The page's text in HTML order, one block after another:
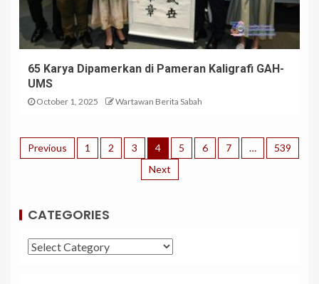
65 Karya Dipamerkan di Pameran Kaligrafi GAH-
UMS
October 1, 2025 Wartawan Berita Sabah
Previous 1 2 3 4 5 6 7 …
539
Next
CATEGORIES